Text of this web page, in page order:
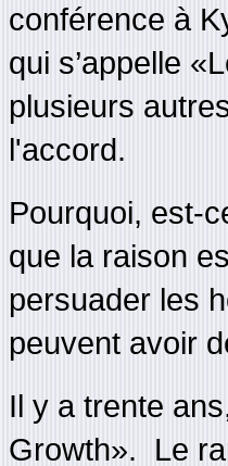
conférence à
qui s’appelle
plusieurs
l'accord.
Pourquoi, est-
que la raison
persuader les
peuvent avoir
Il y a trente
Growth». Le